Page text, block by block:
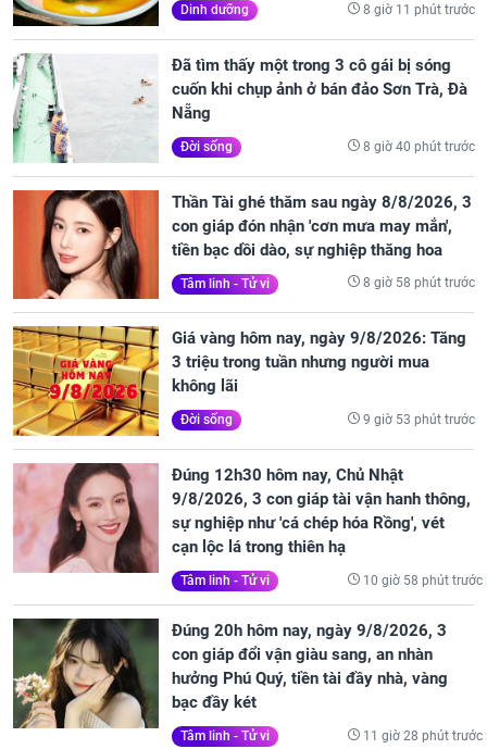
Dinh dưỡng 8 giờ 11 phút trước
Đã tìm thấy một trong 3 cô gái bị sóng
cuốn khi chụp ảnh ở bán đảo Sơn Trà, Đà
Nẵng
Đời sống 8 giờ 40 phút trước
Thần Tài ghé thăm sau ngày 8/8/2026, 3
con giáp đón nhận 'cơn mưa may mắn',
tiền bạc dồi dào, sự nghiệp thăng hoa
Tâm linh - Tử vi 8 giờ 58 phút trước
Giá vàng hôm nay, ngày 9/8/2026: Tăng
3 triệu trong tuần nhưng người mua
không lãi
Đời sống 9 giờ 53 phút trước
Đúng 12h30 hôm nay, Chủ Nhật
9/8/2026, 3 con giáp tài vận hanh thông,
sự nghiệp như 'cá chép hóa Rồng', vét
cạn lộc lá trong thiên hạ
Tâm linh - Tử vi 10 giờ 58 phút trước
Đúng 20h hôm nay, ngày 9/8/2026, 3
con giáp đổi vận giàu sang, an nhàn
hưởng Phú Quý, tiền tài đầy nhà, vàng
bạc đầy két
Tâm linh - Tử vi 11 giờ 28 phút trước